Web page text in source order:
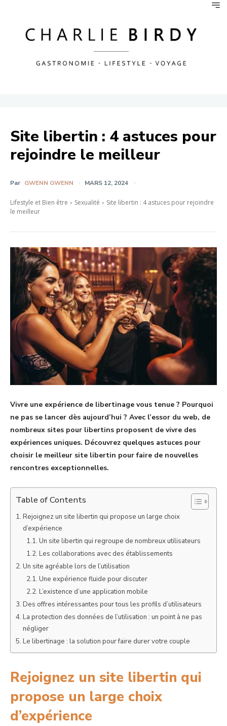
Site libertin : 4 astuces pour
rejoindre le meilleur
Par GWENN GWENN MARS 12, 2024
Lifestyle et Bien être Sexualité
Site libertin : 4 astuces pour rejoindre
le meilleur
Vivre une expérience de libertinage vous tenue ? Pourquoi
ne pas se lancer dès aujourd’hui ? Avec l’essor du web, de
nombreux sites pour libertins proposent de vivre des
expériences uniques. Découvrez quelques astuces pour
choisir le meilleur site libertin pour faire de nouvelles
rencontres exceptionnelles.
Table of Contents
Rejoignez un site libertin qui propose un large choix
d’expérience
Un site libertin qui regroupe de nombreux utilisateurs
Les collaborations avec des établissements
Un site agréable lors de l’utilisation
Une expérience fluide pour discuter
L’existence d’une application mobile
Des offres intéressantes pour tous les profils d’utilisateurs
La protection des données de l’utilisation : un point à ne pas
négliger
Le libertinage : la solution pour faire durer votre couple
Rejoignez un site libertin qui
propose un large choix
d’expérience